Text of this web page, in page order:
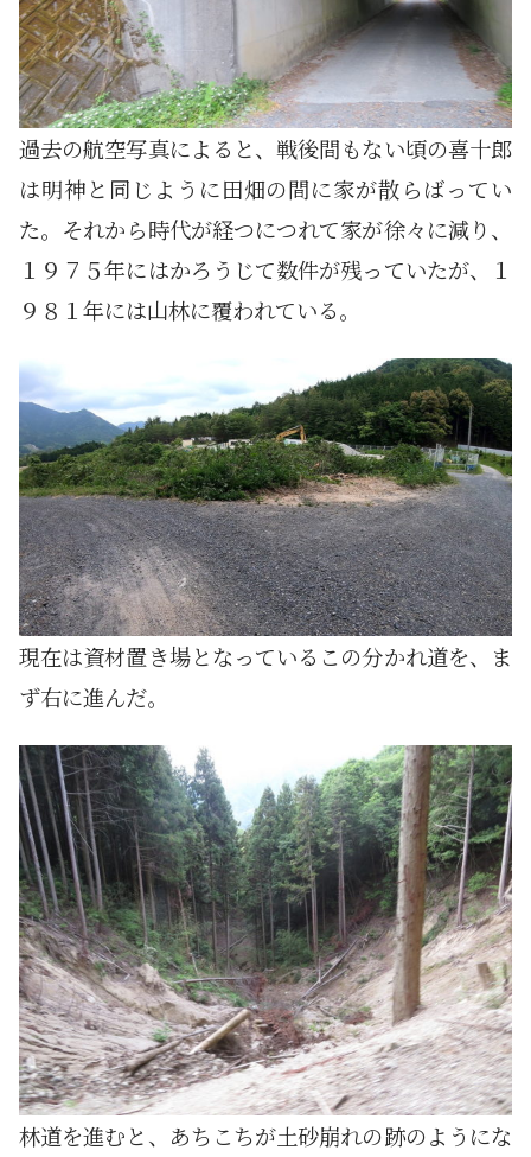
過去の航空写真によると、戦後間もない頃の喜十郎
は明神と同じように田畑の間に家が散らばってい
た。それから時代が経つにつれて家が徐々に減り、
１９７５年にはかろうじて数件が残っていたが、１
９８１年には山林に覆われている。
現在は資材置き場となっているこの分かれ道を、ま
ず右に進んだ。
林道を進むと、あちこちが土砂崩れの跡のようにな